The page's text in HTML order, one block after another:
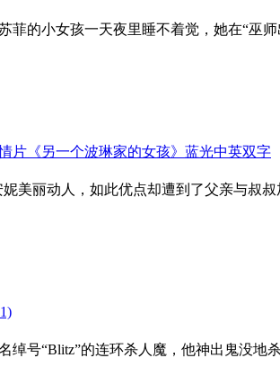
菲的小女孩一天夜里睡不着觉，她在“巫
片《另一个波琳家的女孩》蓝光中英双字
妮美丽动人，如此优点却遭到了父亲与叔
绰号“Blitz”的连环杀人魔，他神出鬼没地